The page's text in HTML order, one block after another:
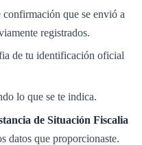
que se envió a
registrados.
de tu identificación oficial
lo que se te indica.
de Situación Fiscalia
datos que proporcionaste.